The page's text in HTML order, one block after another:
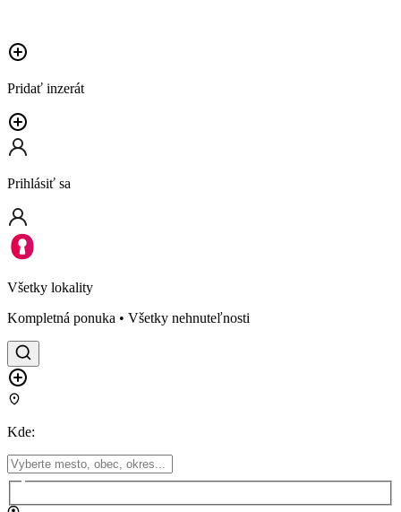
Pridať inzerát
Prihlásiť sa
Všetky lokality
Kompletná ponuka • Všetky nehnuteľnosti
Kde: